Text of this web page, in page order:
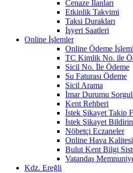
Cenaze İlanları
Etkinlik Takvimi
Taksi Durakları
İşyeri Saatleri
Online İşlemler
Online Ödeme
TC Kimlik No. ile
Sicil No. İle Ödeme
Su Faturası Ödeme
Sicil Arama
İmar Durumu
Kent Rehberi
İstek Şikayet Takip
İstek Şikayet
Nöbetçi Eczaneler
Online Hava Kalitesi
Bulut Kent Bilgi
Vatandaş
Kdz. Ereğli